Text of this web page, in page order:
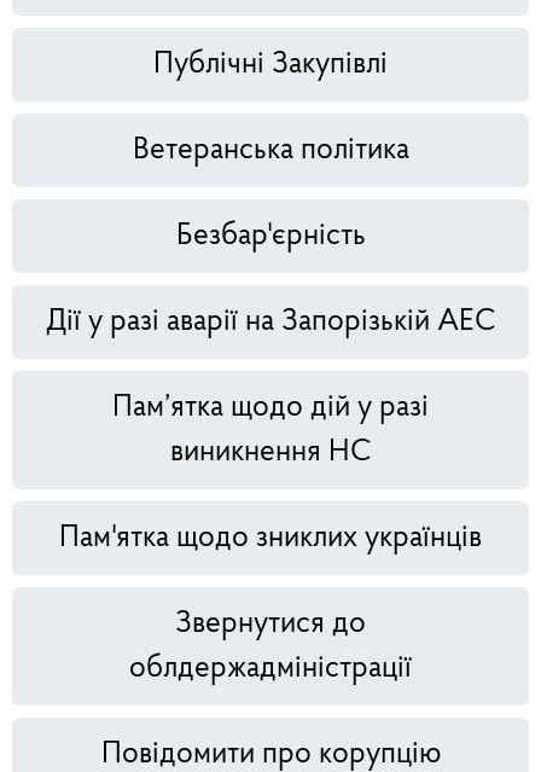
Публічні Закупівлі
Ветеранська політика
Безбар'єрність
Дії у разі аварії на Запорізькій АЕС
Пам’ятка щодо дій у разі
виникнення НС
Пам'ятка щодо зниклих українців
Звернутися до
облдержадміністрації
Повідомити про корупцію